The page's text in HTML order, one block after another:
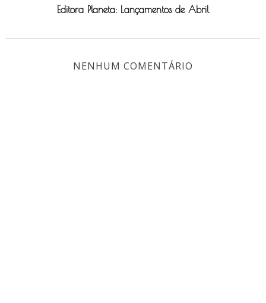
Editora Planeta: Lançamentos de Abril
NENHUM COMENTÁRIO